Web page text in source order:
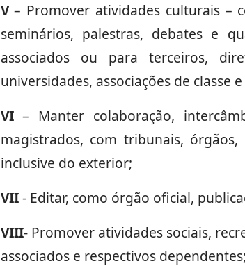
V– Promover atividades culturais –
seminários, palestras, debates e
associados ou para terceiros,
universidades, associações de classe
VI– Manter colaboração,
magistrados, com tribunais,
inclusive do exterior;
VII- Editar, como órgão oficial,
VIII- Promover atividades sociais,
associados e respectivos dependentes;